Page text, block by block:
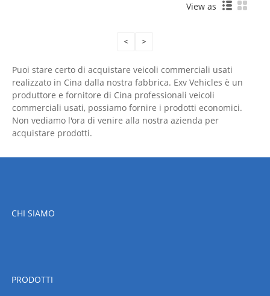
View as
< >
Puoi stare certo di acquistare veicoli commerciali usati
realizzato in Cina dalla nostra fabbrica. Exv Vehicles è un
produttore e fornitore di Cina professionali veicoli
commerciali usati, possiamo fornire i prodotti economici.
Non vediamo l'ora di venire alla nostra azienda per
acquistare prodotti.
CHI SIAMO
PRODOTTI